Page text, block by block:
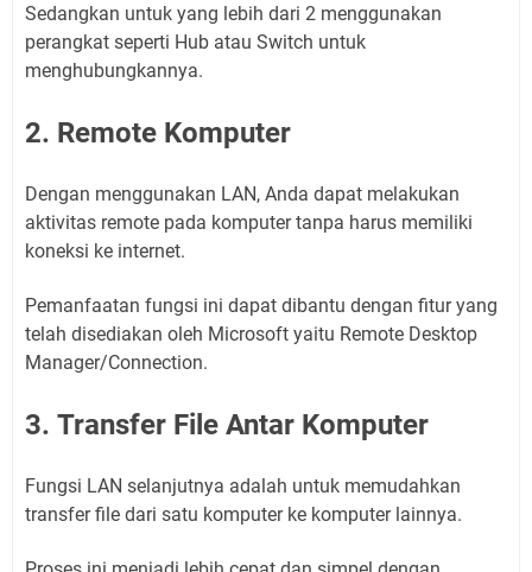
Sedangkan untuk yang lebih dari 2 menggunakan
perangkat seperti Hub atau Switch untuk
menghubungkannya.
2. Remote Komputer
Dengan menggunakan LAN, Anda dapat melakukan
aktivitas remote pada komputer tanpa harus memiliki
koneksi ke internet.
Pemanfaatan fungsi ini dapat dibantu dengan fitur yang
telah disediakan oleh Microsoft yaitu Remote Desktop
Manager/Connection.
3. Transfer File Antar Komputer
Fungsi LAN selanjutnya adalah untuk memudahkan
transfer file dari satu komputer ke komputer lainnya.